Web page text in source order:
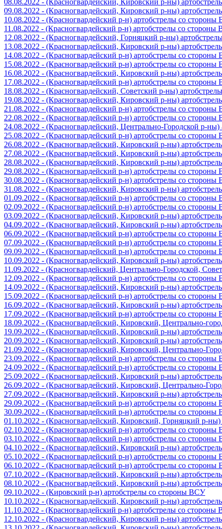
09.08.2022 - (Красногвардейский, Кировский р-ны)
10.08.2022 - (Красногвардейский р-н) артобстрелы со
11.08.2022 - (Красногвардейский р-н) артобстрелы со стороны
12.08.2022 - (Красногвардейский, Горняцкий р-ны)
13.08.2022 - (Красногвардейский, Кировский р-ны)
14.08.2022 - (Красногвардейский р-н) артобстрелы со
15.08.2022 - (Красногвардейский р-н) артобстрелы со
16.08.2022 - (Красногвардейский, Кировский р-ны)
17.08.2022 - (Красногвардейский р-н) артобстрелы со
18.08.2022 - (Красногвардейский, Советский р-ны)
19.08.2022 - (Красногвардейский, Кировский р-ны)
21.08.2022 - (Красногвардейский р-н) артобстрелы со
22.08.2022 - (Красногвардейский р-н) артобстрелы со
24.08.2022 - (Красногвардейский, Центрально-Городской р-
25.08.2022 - (Красногвардейский р-н) артобстрелы со
26.08.2022 - (Красногвардейский, Кировский р-ны)
27.08.2022 - (Красногвардейский, Кировский р-ны)
28.08.2022 - (Красногвардейский, Кировский р-ны)
29.08.2022 - (Красногвардейский р-н) артобстрелы со
30.08.2022 - (Красногвардейский р-н) артобстрелы со
31.08.2022 - (Красногвардейский, Кировский р-ны)
01.09.2022 - (Красногвардейский р-н) артобстрелы со
02.09.2022 - (Красногвардейский р-н) артобстрелы со
03.09.2022 - (Красногвардейский, Кировский р-ны)
04.09.2022 - (Красногвардейский, Кировский р-ны)
06.09.2022 - (Красногвардейский р-н) артобстрелы со
07.09.2022 - (Красногвардейский р-н) артобстрелы со
09.09.2022 - (Красногвардейский р-н) артобстрелы со
10.09.2022 - (Красногвардейский, Кировский р-ны)
11.09.2022 - (Красногвардейский, Центрально-Городской,
12.09.2022 - (Красногвардейский р-н) артобстрелы со
14.09.2022 - (Красногвардейский, Кировский р-ны)
15.09.2022 - (Красногвардейский р-н) артобстрелы со
16.09.2022 - (Красногвардейский, Кировский р-ны)
17.09.2022 - (Красногвардейский р-н) артобстрелы со
18.09.2022 - (Красногвардейский, Кировский, Центрально-
19.09.2022 - (Красногвардейский, Кировский р-ны)
20.09.2022 - (Красногвардейский, Кировский р-ны)
21.09.2022 - (Красногвардейский, Кировский, Центрально-
23.09.2022 - (Красногвардейский р-н) артобстрелы со
24.09.2022 - (Красногвардейский р-н) артобстрелы со
25.09.2022 - (Красногвардейский, Кировский р-ны)
26.09.2022 - (Красногвардейский, Кировский, Центрально-
27.09.2022 - (Красногвардейский, Кировский р-ны)
29.09.2022 - (Красногвардейский р-н) артобстрелы со
30.09.2022 - (Красногвардейский р-н) артобстрелы со
01.10.2022 - (Красногвардейский, Кировский, Горняцкий р-
02.10.2022 - (Красногвардейский р-н) артобстрелы со
03.10.2022 - (Красногвардейский р-н) артобстрелы со
04.10.2022 - (Красногвардейский, Кировский р-ны)
05.10.2022 - (Красногвардейский р-н) артобстрелы со
06.10.2022 - (Красногвардейский р-н) артобстрелы со
07.10.2022 - (Красногвардейский, Кировский р-ны)
08.10.2022 - (Красногвардейский, Кировский р-ны)
09.10.2022 - (Кировский р-н) артобстрелы со стороны ВСУ
10.10.2022 - (Красногвардейский, Кировский р-ны)
11.10.2022 - (Красногвардейский р-н) артобстрелы со стороны
12.10.2022 - (Красногвардейский, Кировский р-ны)